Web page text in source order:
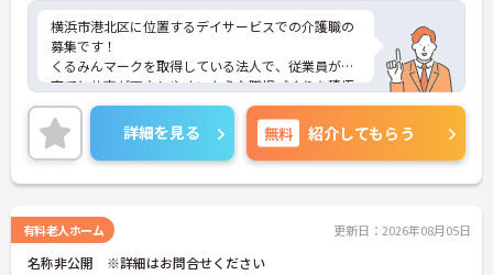
・夜勤明けの翌日は原則としてお休みとなるシフト
編成が組まれており、しっかりと休息を取りながら
長期的な就業が可能です
＜評価制度でキャリアアップ＞
・介護福祉士や初任者研修などの資格や実務経験、
夜勤回数がしっかりと給与に反映されるためモチベ
ーションを維持できます
・年次を問わずリーダーや主任などのマネジメント
職へ昇格する事例も多数あり、腰を据えて長期的な
キャリア形成が可能です
横浜市港北区に位置するデイサービスでの介護職の
募集です！
くるみんマークを取得している法人で、従業員が子
育てと仕事が両立しやすいような職場づくりを積極
的に行っています。
ご興味ある方には、面接対策ポイントなど、さらに
詳細をお話しいたしますのでお気軽にご相談くださ
い！
詳細を見る 無料 紹介してもらう
有料老人ホーム 更新日：2026年08月05日
名称非公開 ※詳細はお問合せください